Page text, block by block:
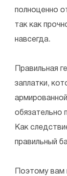
полноценно
так как
навсегда.
Правильная
заплатки,
обязательно
Как
правильный
Поэтому вам